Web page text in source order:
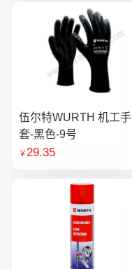
伍尔特WURTH 机工手
套-黑色-9号
￥29.35